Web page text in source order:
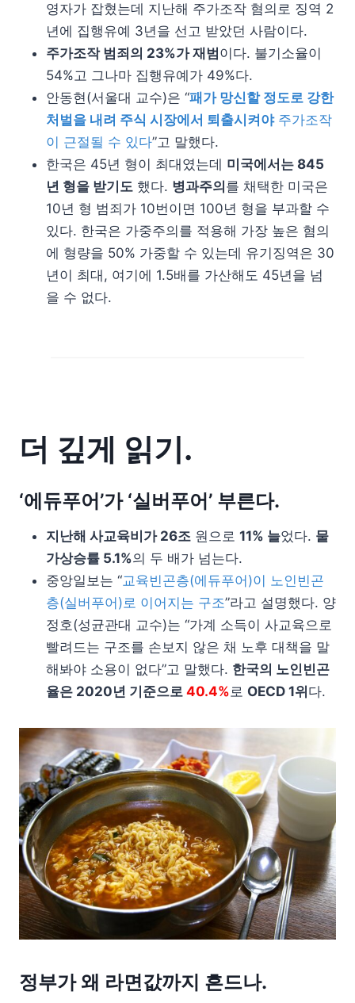
영자가 잡혔는데 지난해 주가조작 혐의로 징역 2
년에 집행유예 3년을 선고 받았던 사람이다.
주가조작 범죄의 23%가 재범 이다. 불기소율이
54%고 그나마 집행유예가 49%다.
안동현(서울대 교수)은 “패가 망신할 정도로 강한
처벌을 내려 주식 시장에서 퇴출시켜야주가조작
이 근절될 수 있다”고 말했다.
한국은 45년 형이 최대였는데 미국에서는 845
년 형을 받기도 했다. 병과주의 를 채택한 미국은
10년 형 범죄가 10번이면 100년 형을 부과할 수
있다. 한국은 가중주의를 적용해 가장 높은 혐의
에 형량을 50% 가중할 수 있는데 유기징역은 30
년이 최대, 여기에 1.5배를 가산해도 45년을 넘
을 수 없다.
더 깊게 읽기.
‘에듀푸어’가 ‘실버푸어’ 부른다.
지난해 사교육비가 26조 원으로 11% 늘었다. 물
가상승률 5.1%의 두 배가 넘는다.
중앙일보는 “교육빈곤층(에듀푸어)이 노인빈곤
층(실버푸어)로 이어지는 구조”라고 설명했다. 양
정호(성균관대 교수)는 “가계 소득이 사교육으로
빨려드는 구조를 손보지 않은 채 노후 대책을 말
해봐야 소용이 없다”고 말했다. 한국의 노인빈곤
율은 2020년 기준으로 40.4%로 OECD 1위 다.
정부가 왜 라면값까지 흔드나.